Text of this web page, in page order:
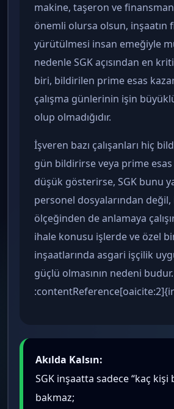
makine, taşeron ve
önemli olursa olsun, inşaatın
yürütülmesi insan emeğiyle
nedenle SGK açısından en
biri, bildirilen prime esas
çalışma günlerinin işin
olup olmadığıdır.
İşveren bazı çalışanları hiç
gün bildirirse veya prime esas
düşük gösterirse, SGK bunu
personel dosyalarından değil,
ölçeğinden de anlamaya
ihale konusu işlerde ve özel
inşaatlarında asgari işçilik
güçlü olmasının nedeni budur.
Akılda Kalsın:
SGK inşaatta sadece “kaç kişi
bakmaz;